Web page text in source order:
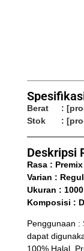
Berat
:
Stok
:
Deskripsi
Rasa :
Varian :
Ukuran :
Komposisi :
Penggunaan :
dapat
100% Halal.